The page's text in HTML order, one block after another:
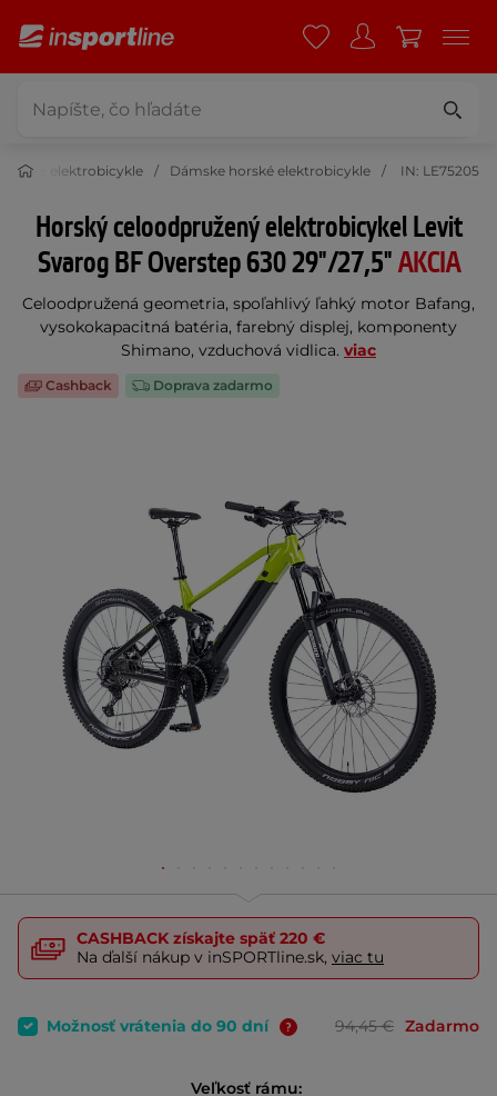
Horské elektrobicykle Dámske horské elektrobicykle IN: LE75205
Horský celoodpružený elektrobicykel Levit
Svarog BF Overstep 630 29"/27,5"AKCIA
Celoodpružená geometria, spoľahlivý ľahký motor Bafang,
vysokokapacitná batéria, farebný displej, komponenty
Shimano, vzduchová vidlica. viac
Cashback Doprava zadarmo
CASHBACK získajte späť 220 €
Na ďalší nákup v inSPORTline.sk, viac tu
Možnosť vrátenia do 90 dní 94,45 € Zadarmo
Veľkosť rámu: